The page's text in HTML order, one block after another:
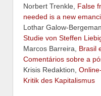
Norbert Trenkle, False
needed is a new
Lothar Galow-
Studie von Steffen
Marcos Barreira, Brasil
Comentários sobre a
Krisis Redaktion,
Kritik des Kapitalismus